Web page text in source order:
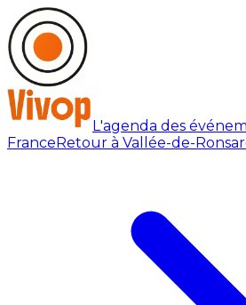
L'agenda des
FranceRetour à Vallée-de-